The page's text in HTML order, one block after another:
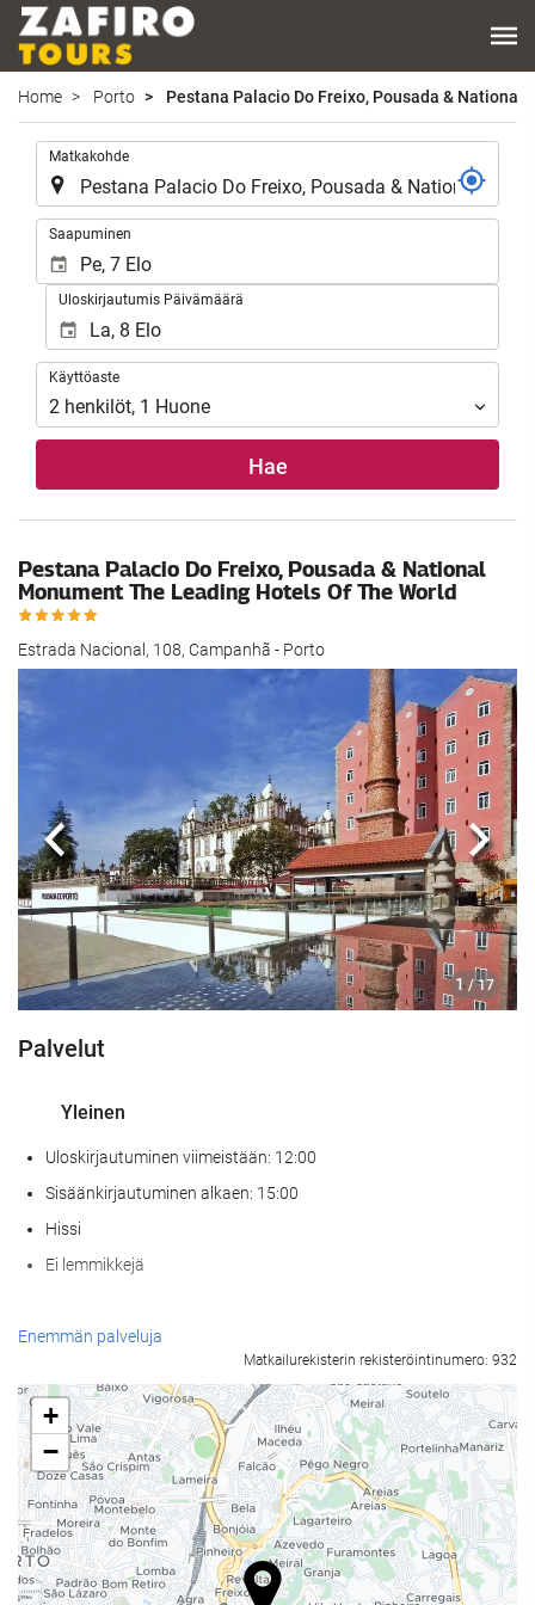
Home Porto Pestana Palacio Do Freixo, Pousada &
Matkakohde
Saapuminen
Uloskirjautumis Päivämäärä
Käyttöaste
Käyttöaste
2 henkilöt, 1 Huone
Hae
Pestana Palacio Do Freixo, Pousada & National
Monument The Leading Hotels Of The World
Estrada Nacional, 108, Campanhã - Porto
1 / 17
Edellinen
Palvelut
Yleinen
Uloskirjautuminen viimeistään: 12:00
Sisäänkirjautuminen alkaen: 15:00
Hissi
Ei lemmikkejä
Wellness
Höyrysauna / turkkilainen sauna
Sauna
Vastaanottopalvelut
24h-vastaanotto
Matkatavarasäilytys
Enemmän palveluja
Matkailurekisterin rekisteröintinumero: 932
+
−